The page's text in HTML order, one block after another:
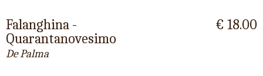
Falanghina -
Quarantanovesimo
De Palma
€ 18.00